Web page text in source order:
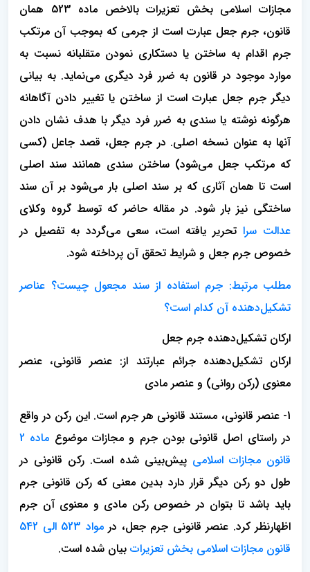
مجازات اسلامی بخش تعزیرات بالاخص ماده 523 همان
قانون، جرم جعل عبارت است از جرمی که بموجب آن مرتکب
جرم اقدام به ساختن یا دستکاری نمودن متقلبانه نسبت به
موارد موجود در قانون به ضرر فرد دیگری می‌نماید. به بیانی
دیگر جرم جعل عبارت است از ساختن یا تغییر دادن آگاهانه
هرگونه نوشته یا سندی به ضرر فرد دیگر با هدف نشان دادن
آنها به عنوان نسخه اصلی. در جرم جعل، قصد جاعل (کسی
که مرتکب جعل می‌شود) ساختن سندی همانند سند اصلی
است تا همان آثاری که بر سند اصلی بار می‌شود بر آن سند
ساختگی نیز بار شود. در مقاله حاضر که توسط گروه وکلای
عدالت سرا تحریر یافته است، سعی می‌گردد به تفصیل در
خصوص جرم جعل و شرایط تحقق آن پرداخته شود.
مطلب مرتبط: جرم استفاده از سند مجعول چیست؟ عناصر
تشکیل‌دهنده آن کدام است؟
ارکان تشکیل‌دهنده جرم جعل
ارکان تشکیل‌دهنده جرائم عبارتند از: عنصر قانونی، عنصر
معنوی (رکن روانی) و عنصر مادی
1- عنصر قانونی، مستند قانونی هر جرم است. این رکن در واقع
در راستای اصل قانونی بودن جرم و مجازات موضوع
ماده 2
قانون مجازات اسلامی پیش‌بینی شده است. رکن قانونی در
طول دو رکن دیگر قرار دارد بدین معنی که رکن قانونی جرم
باید باشد تا بتوان در خصوص رکن مادی و معنوی آن جرم
اظهارنظر کرد. عنصر قانونی جرم جعل، در
مواد 523 الی 542
قانون مجازات اسلامی بخش تعزیرات بیان شده است.